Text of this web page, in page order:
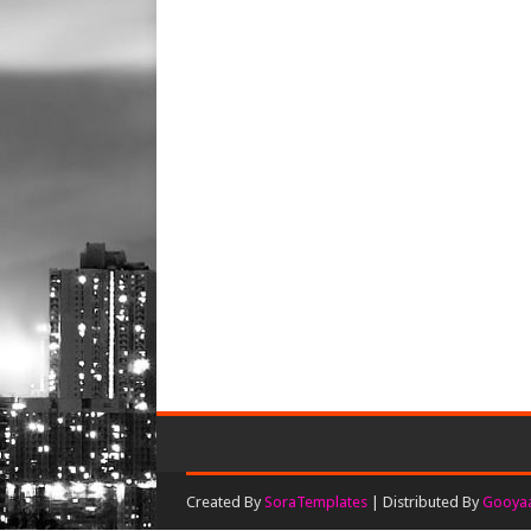
Created By SoraTemplates | Distributed By